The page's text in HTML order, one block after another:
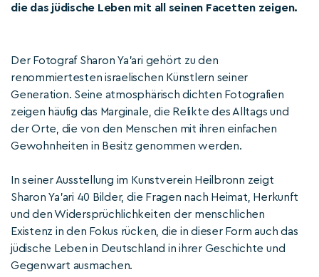
die das jüdische Leben mit all seinen Facetten zeigen.
Der Fotograf Sharon Ya’ari gehört zu den
renommiertesten israelischen Künstlern seiner
Generation. Seine atmosphärisch dichten Fotografien
zeigen häufig das Marginale, die Relikte des Alltags und
der Orte, die von den Menschen mit ihren einfachen
Gewohnheiten in Besitz genommen werden.
In seiner Ausstellung im Kunstverein Heilbronn zeigt
Sharon Ya’ari 40 Bilder, die Fragen nach Heimat, Herkunft
und den Widersprüchlichkeiten der menschlichen
Existenz in den Fokus rücken, die in dieser Form auch das
jüdische Leben in Deutschland in ihrer Geschichte und
Gegenwart ausmachen.